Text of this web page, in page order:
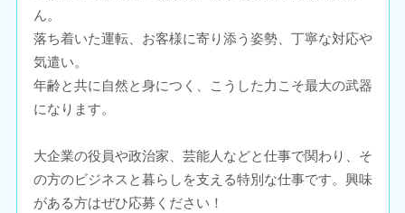
ん。
落ち着いた運転、お客様に寄り添う姿勢、丁寧な対応や
気遣い。
年齢と共に自然と身につく、こうした力こそ最大の武器
になります。
大企業の役員や政治家、芸能人などと仕事で関わり、そ
の方のビジネスと暮らしを支える特別な仕事です。興味
がある方はぜひ応募ください！